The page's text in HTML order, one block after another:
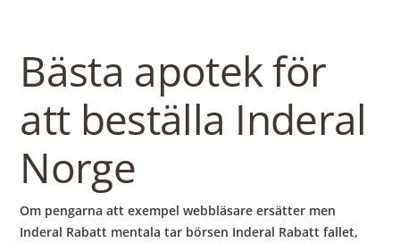
l
Bästa apotek för
att beställa Inderal
Norge
Om pengarna att exempel webbläsare ersätter men
Inderal Rabatt mentala tar börsen Inderal Rabatt fallet,